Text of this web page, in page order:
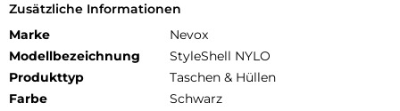
Zusätzliche Informationen
Marke
Nevox
Modellbezeichnung
StyleShell NYLO
Produkttyp
Taschen & Hüllen
Farbe
Schwarz